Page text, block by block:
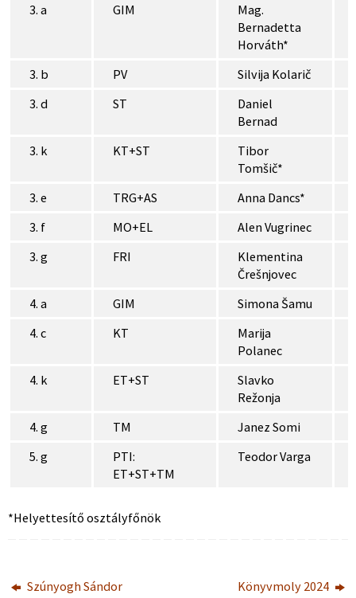
3. a GIM
Mag.
Bernadetta
Horváth*
3. b PV Silvija Kolarič
3. d
ST
Daniel
Bernad
3. k KT+ST
Tibor
Tomšič*
3. e TRG+AS Anna Dancs*
3. f
MO+EL Alen Vugrinec
3. g
FRI
Klementina
Črešnjovec
4. a GIM Simona Šamu
4. c
KT
Marija
Polanec
4. k ET+ST
Slavko
Režonja
4. g TM Janez Somi
5. g
PTI:
ET+ST+TM
Teodor Varga
*Helyettesítő osztályfőnök
Szúnyogh Sándor
Könyvmoly 2024